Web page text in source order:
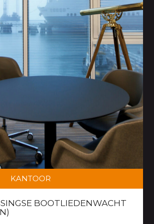
KANTOOR
BOOTLIEDENWACHT